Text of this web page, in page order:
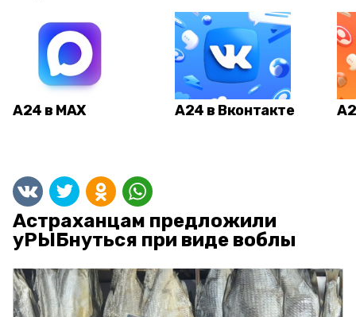
А24 в MAX А24 в Вконтакте
Астраханцам предложили
уРЫБнуться при виде воблы